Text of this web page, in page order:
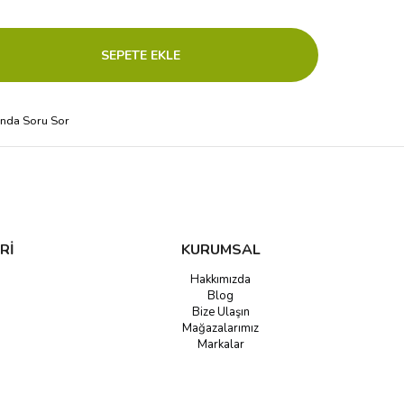
Soru Sor
KURUMSAL
Hakkımızda
Blog
Bize Ulaşın
Mağazalarımız
Markalar